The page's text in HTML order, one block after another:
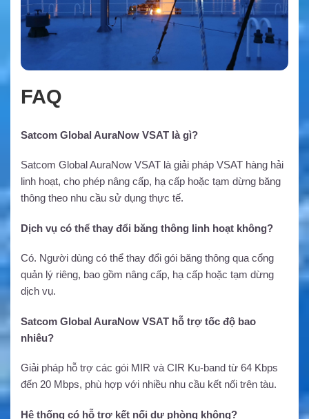
FAQ
Satcom Global AuraNow VSAT là gì?
Satcom Global AuraNow VSAT là giải pháp VSAT hàng hải
linh hoạt, cho phép nâng cấp, hạ cấp hoặc tạm dừng băng
thông theo nhu cầu sử dụng thực tế.
Dịch vụ có thể thay đổi băng thông linh hoạt không?
Có. Người dùng có thể thay đổi gói băng thông qua cổng
quản lý riêng, bao gồm nâng cấp, hạ cấp hoặc tạm dừng
dịch vụ.
Satcom Global AuraNow VSAT hỗ trợ tốc độ bao
nhiêu?
Giải pháp hỗ trợ các gói MIR và CIR Ku-band từ 64 Kbps
đến 20 Mbps, phù hợp với nhiều nhu cầu kết nối trên tàu.
Hệ thống có hỗ trợ kết nối dự phòng không?